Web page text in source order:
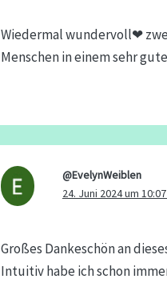
Wiedermal wundervoll❤
Menschen in einem sehr
@EvelynWeiblen
24. Juni 2024 um
Großes Dankeschön an
Intuitiv habe ich schon